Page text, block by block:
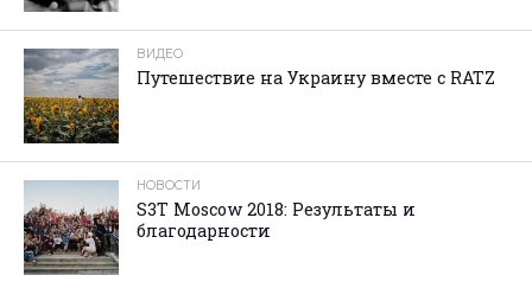
ВИДЕО
Путешествие на Украину вместе с RATZ
НОВОСТИ
S3T Moscow 2018: Результаты и
благодарности